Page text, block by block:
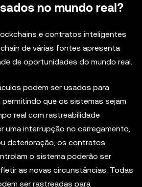
no mundo real?
e contratos inteligentes
de várias fontes apresenta
de oportunidades do mundo real.
podem ser usados para
que os sistemas sejam
real com rastreabilidade
uma interrupção no carregamento,
deterioração, os contratos
o sistema poderão ser
as novas circunstâncias. Todas
ser rastreadas para